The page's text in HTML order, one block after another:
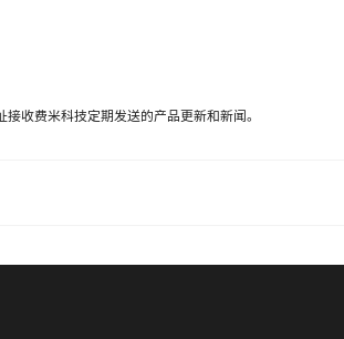
收费米科技定期发送的产品更新和新闻。